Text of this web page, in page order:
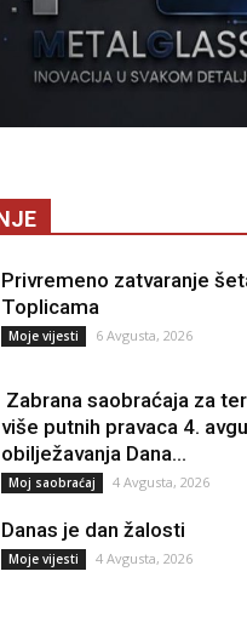
Privremeno zatvaranje
Toplicama
Moje vijesti 6 Avgusta, 2026
Zabrana saobraćaja za
više putnih pravaca 4.
obilježavanja Dana...
Moj saobraćaj 4 Avgusta, 2026
Danas je dan žalosti
Moje vijesti 4 Avgusta, 2026